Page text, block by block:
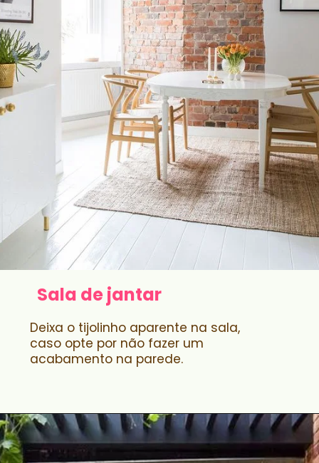
Sala de jantar
Deixa o tijolinho aparente na sala,
caso opte por não fazer um
acabamento na parede.